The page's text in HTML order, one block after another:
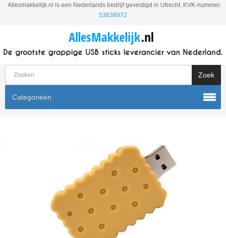
Allesmakkelijk.nl is een Nederlands bedrijf gevestigd in Utrecht. KVK-nummer:
53638972
Categorieën